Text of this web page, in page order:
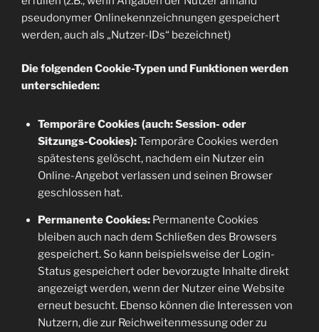
pseudonymer Onlinekennzeichnungen gespeichert
werden, auch als „Nutzer-IDs“ bezeichnet)
Die folgenden Cookie-Typen und Funktionen werden
unterschieden:
Temporäre Cookies (auch: Session- oder
Sitzungs-Cookies):Temporäre Cookies werden
spätestens gelöscht, nachdem ein Nutzer ein
Online-Angebot verlassen und seinen Browser
geschlossen hat.
Permanente Cookies:Permanente Cookies
bleiben auch nach dem Schließen des Browsers
gespeichert. So kann beispielsweise der Login-
Status gespeichert oder bevorzugte Inhalte direkt
angezeigt werden, wenn der Nutzer eine Website
erneut besucht. Ebenso können die Interessen von
Nutzern, die zur Reichweitenmessung oder zu